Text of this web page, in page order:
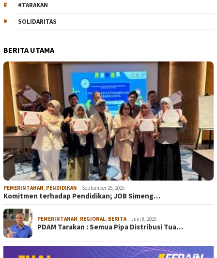
#TARAKAN
SOLIDARITAS
BERITA UTAMA
PEMERINTAHAN PENDIDIKAN September 25, 2025
Komitmen terhadap Pendidikan; JOB Simeng…
PEMERINTAHAN REGIONAL BERITA Juni 8, 2025
PDAM Tarakan : Semua Pipa Distribusi Tua…